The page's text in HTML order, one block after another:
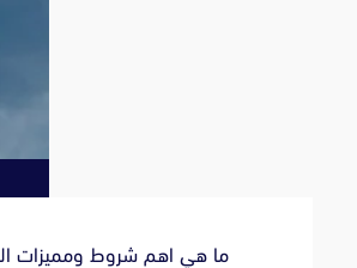
ما هي اهم شروط ومميزات